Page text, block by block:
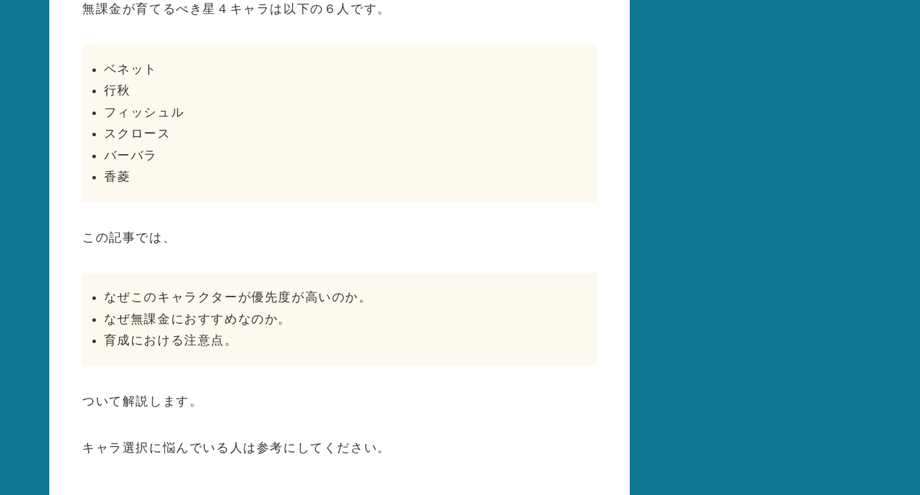
無課金が育てるべき星４キャラは以下の６人です。
ベネット
行秋
フィッシュル
スクロース
バーバラ
香菱
この記事では、
なぜこのキャラクターが優先度が高いのか。
なぜ無課金におすすめなのか。
育成における注意点。
ついて解説します。
キャラ選択に悩んでいる人は参考にしてください。